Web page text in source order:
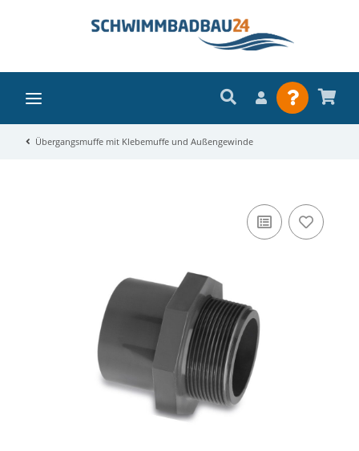
Übergangsmuffe mit Klebemuffe und Außengewinde